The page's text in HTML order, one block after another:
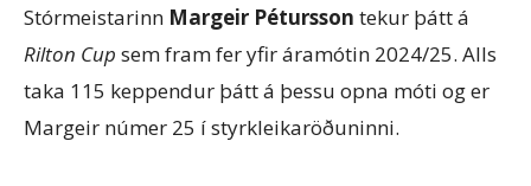
Stórmeistarinn Margeir Pétursson tekur þátt á
Rilton Cup sem fram fer yfir áramótin 2024/25. Alls
taka 115 keppendur þátt á þessu opna móti og er
Margeir númer 25 í styrkleikaröðuninni.